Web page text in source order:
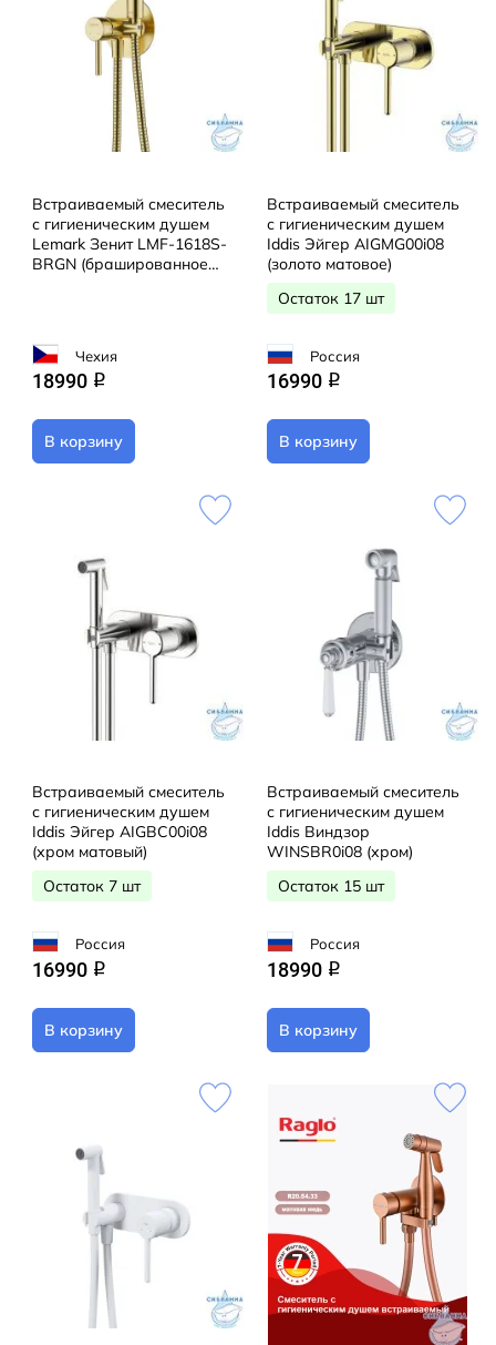
Встраиваемый смеситель
с гигиеническим душем
Lemark Зенит LMF-1618S-
BRGN (брашированное
Чехия
18990 q
В корзину
Встраиваемый смеситель
с гигиеническим душем
Iddis Эйгер AIGMG00i08
(золото матовое)
Остаток 17 шт
Россия
16990 q
В корзину
Встраиваемый смеситель
с гигиеническим душем
Iddis Эйгер AIGBC00i08
(хром матовый)
Остаток 7 шт
Россия
16990 q
В корзину
Встраиваемый смеситель
с гигиеническим душем
Iddis Виндзор
WINSBR0i08 (хром)
Остаток 15 шт
Россия
18990 q
В корзину